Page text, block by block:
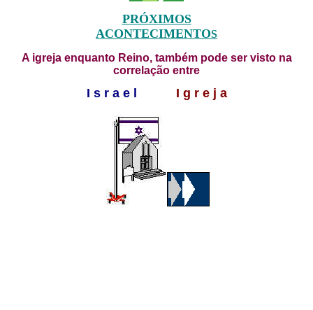
PRÓXIMOS
ACONTECIMENTOS
A igreja enquanto Reino, também pode ser visto na
correlação entre
I s r a e l I g r e j a